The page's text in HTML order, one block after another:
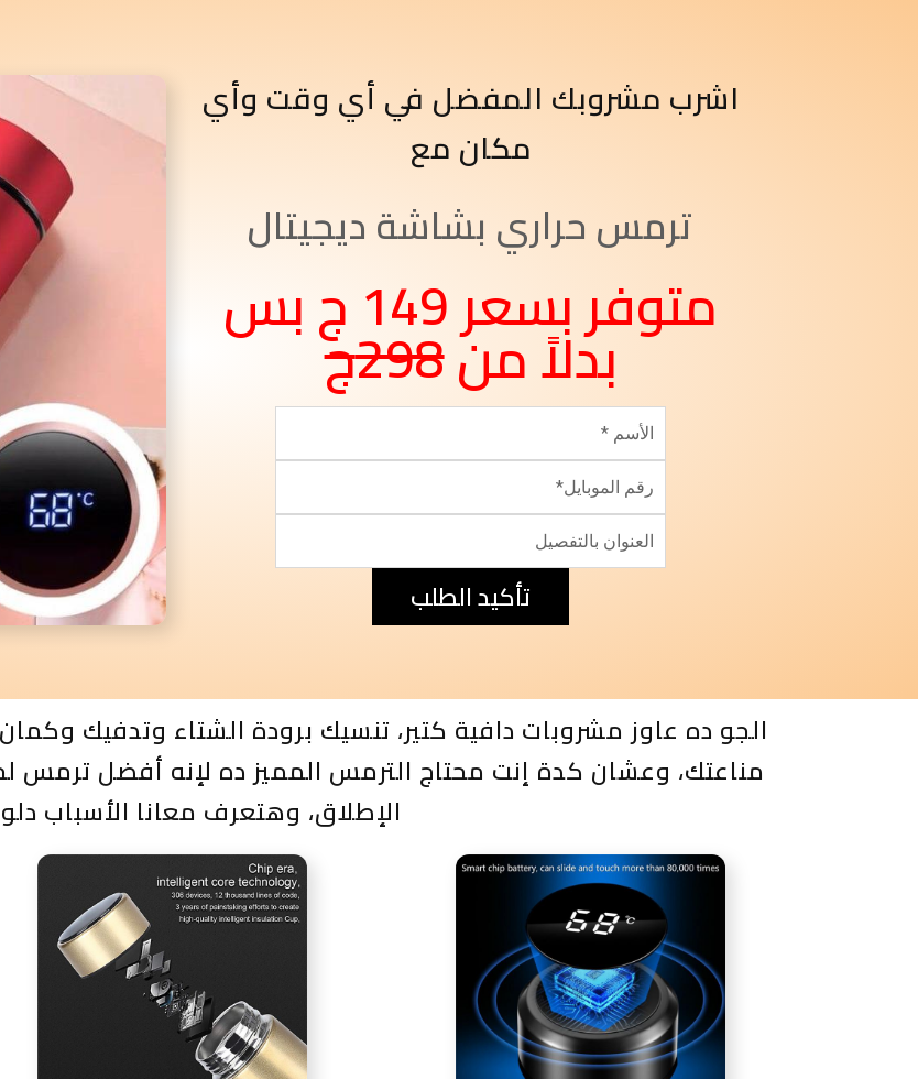
اشرب مشروبك المفضل في أي وقت وأي
مكان مع
ترمس حراري بشاشة ديجيتال
متوفر بسعر 149 ج بس
بدلاً من298ج
تأكيد الطلب
الجو ده عاوز مشروبات دافية كتير، تنسيك برودة الشتاء وتدفيك
مناعتك، وعشان كدة إنت محتاج الترمس المميز ده لإنه أفضل ترمس
الإطلاق، وهتعرف معانا الأسباب